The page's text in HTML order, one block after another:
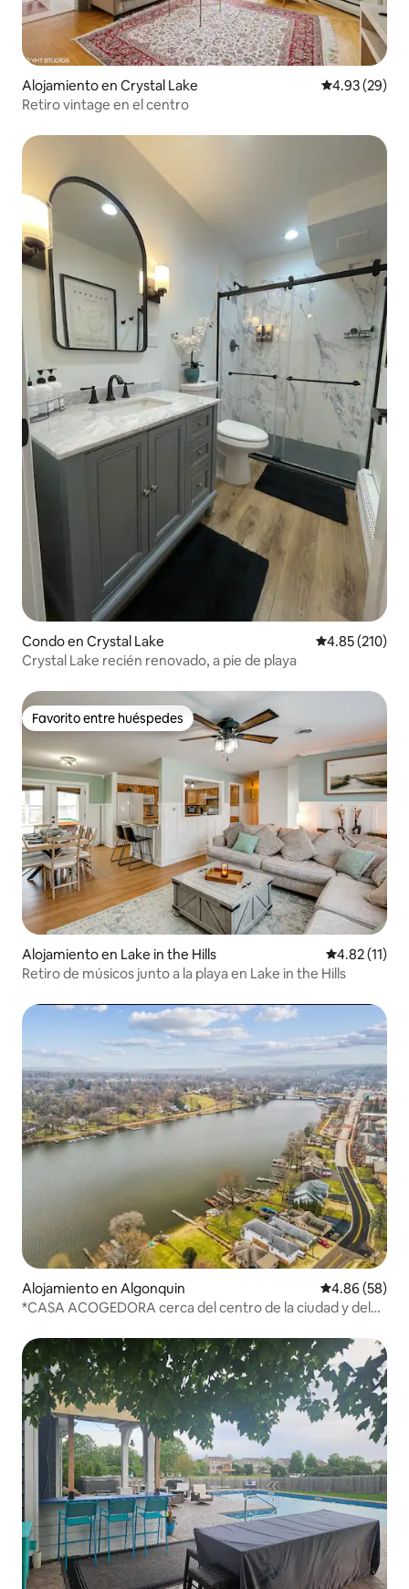
Alojamiento en Crystal Lake Calificación
4.93 (29)
Retiro vintage en el centro
Condo en Crystal Lake Calificación
4.85 (210)
Crystal Lake recién renovado, a pie de playa
Favorito entre huéspedes
Favorito entre huéspedes
Alojamiento en Lake in the Hills Calificación
4.82 (11)
Retiro de músicos junto a la playa en Lake in the Hills
Alojamiento en Algonquin Calificación
4.86 (58)
*CASA ACOGEDORA cerca del centro de la ciudad y del